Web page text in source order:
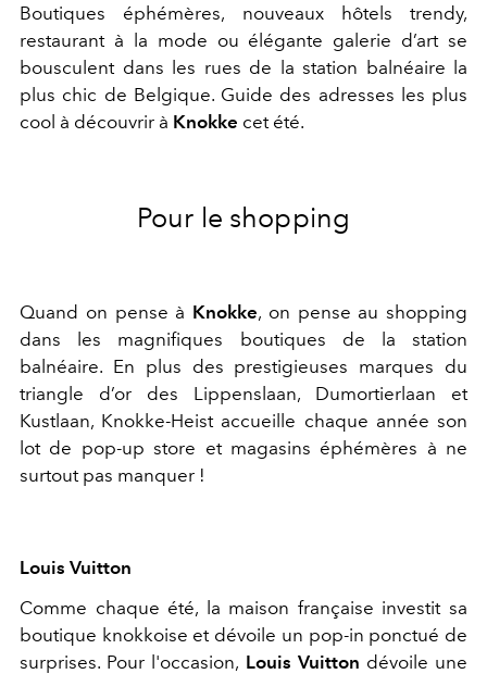
Boutiques éphémères, nouveaux hôtels trendy,
restaurant à la mode ou élégante galerie d’art se
bousculent dans les rues de la station balnéaire la
plus chic de Belgique. Guide des adresses les plus
cool à découvrir à Knokke cet été.
Pour le shopping
Quand on pense à Knokke, on pense au shopping
dans les magnifiques boutiques de la station
balnéaire. En plus des prestigieuses marques du
triangle d’or des Lippenslaan, Dumortierlaan et
Kustlaan, Knokke-Heist accueille chaque année son
lot de pop-up store et magasins éphémères à ne
surtout pas manquer !
Louis Vuitton
Comme chaque été, la maison française investit sa
boutique knokkoise et dévoile un pop-in ponctué de
surprises. Pour l'occasion, Louis Vuitton dévoile une